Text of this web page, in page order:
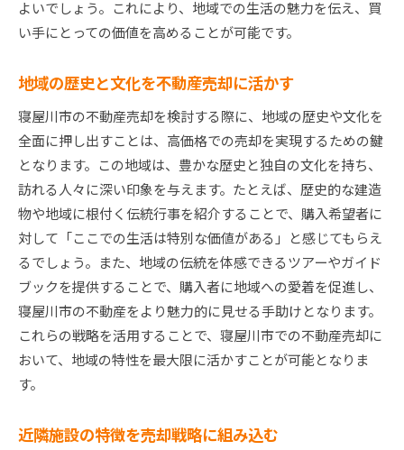
よいでしょう。これにより、地域での生活の魅力を伝え、買
い手にとっての価値を高めることが可能です。
地域の歴史と文化を不動産売却に活かす
寝屋川市の不動産売却を検討する際に、地域の歴史や文化を
全面に押し出すことは、高価格での売却を実現するための鍵
となります。この地域は、豊かな歴史と独自の文化を持ち、
訪れる人々に深い印象を与えます。たとえば、歴史的な建造
物や地域に根付く伝統行事を紹介することで、購入希望者に
対して「ここでの生活は特別な価値がある」と感じてもらえ
るでしょう。また、地域の伝統を体感できるツアーやガイド
ブックを提供することで、購入者に地域への愛着を促進し、
寝屋川市の不動産をより魅力的に見せる手助けとなります。
これらの戦略を活用することで、寝屋川市での不動産売却に
おいて、地域の特性を最大限に活かすことが可能となりま
す。
近隣施設の特徴を売却戦略に組み込む